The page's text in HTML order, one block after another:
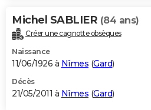
Michel SABLIER (84 ans)
Créer une cagnotte obsèques
Naissance
11/06/1926 à Nîmes (Gard)
Décès
21/05/2011 à Nîmes (Gard)